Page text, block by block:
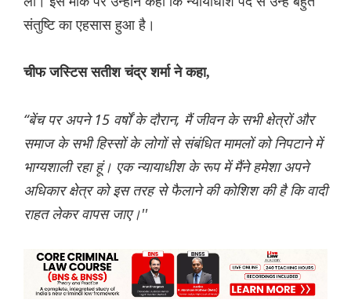
संतुष्टि का एहसास हुआ है।
चीफ जस्टिस सतीश चंद्र शर्मा ने कहा,
“बेंच पर अपने 15 वर्षों के दौरान, मैं जीवन के सभी क्षेत्रों और
समाज के सभी हिस्सों के लोगों से संबंधित मामलों को निपटाने में
भाग्यशाली रहा हूं। एक न्यायाधीश के रूप में मैंने हमेशा अपने
अधिकार क्षेत्र को इस तरह से फैलाने की कोशिश की है कि वादी
राहत लेकर वापस जाए।''